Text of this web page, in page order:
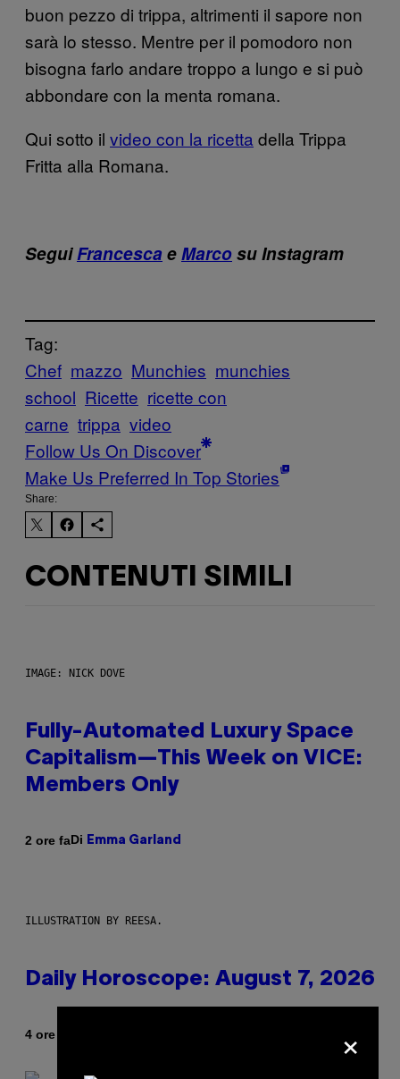
buon pezzo di trippa, altrimenti il sapore non
sarà lo stesso. Mentre per il pomodoro non
bisogna farlo andare troppo a lungo e si può
abbondare con la menta romana.
Qui sotto il video con la ricetta della Trippa
Fritta alla Romana.
SeguiFrancesca eMarcosu Instagram
Tag:
Chef mazzo Munchies munchies
school Ricette ricette con
carne trippa video
Follow Us On Discover
Make Us Preferred In Top Stories
Share:
CONTENUTI SIMILI
IMAGE: NICK DOVE
Fully-Automated Luxury Space
Capitalism—This Week on VICE:
Members Only
2 ore faDi Emma Garland
ILLUSTRATION BY REESA.
Daily Horoscope: August 7, 2026
4 ore fa ×